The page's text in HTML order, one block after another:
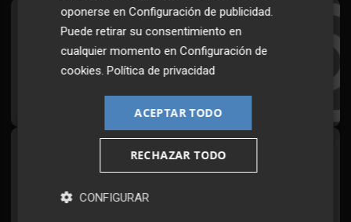
Suscríbete al Boletín
Todos los días a primera hora en tu email
¡Quiero suscribirme!
Síguenos en redes
oponerse enConfiguración de publicidad
Puede retirar su consentimiento en
cualquier momento enConfiguración de
cookies .Política de privacidad
ACEPTAR TODO
RECHAZAR TODO
CONFIGURAR